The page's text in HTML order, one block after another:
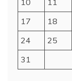
17
18
24
25
31